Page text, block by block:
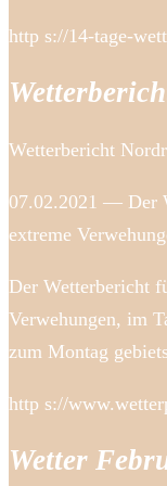
http s://14-tage-
Wetterbericht
07.02.2021 — Der
extreme
Der Wetterbericht
Verwehungen, im
zum Montag
http s://
Wetter